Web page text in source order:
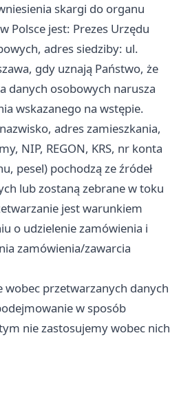
skargi do organu
Polsce jest: Prezes Urzędu
adres siedziby: ul.
gdy uznają Państwo, że
danych osobowych narusza
wskazanego na wstępie.
adres zamieszkania,
NIP, REGON, KRS, nr konta
pesel) pochodzą ze źródeł
lub zostaną zebrane w toku
jest warunkiem
o udzielenie zamówienia i
zamówienia/zawarcia
wobec przetwarzanych danych
w sposób
nie zastosujemy wobec nich